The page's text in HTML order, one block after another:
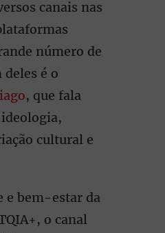
canais nas
número de
deles é o
, que fala
cultural e
e bem-estar da
o canal